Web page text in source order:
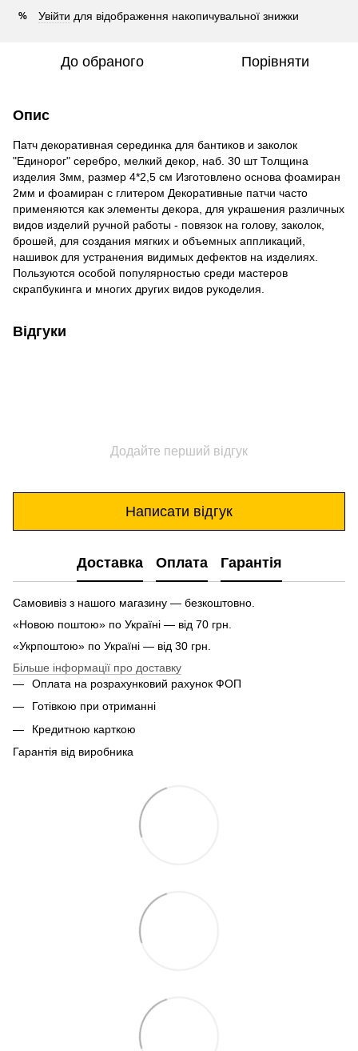
% Увійти для відображення накопичувальної знижки
До обраного Порівняти
Опис
Патч декоративная серединка для бантиков и заколок
"Единорог" серебро, мелкий декор, наб. 30 шт Толщина
изделия 3мм, размер 4*2,5 см Изготовлено основа фоамиран
2мм и фоамиран с глитером Декоративные патчи часто
применяются как элементы декора, для украшения различных
видов изделий ручной работы - повязок на голову, заколок,
брошей, для создания мягких и объемных аппликаций,
нашивок для устранения видимых дефектов на изделиях.
Пользуются особой популярностью среди мастеров
скрапбукинга и многих других видов рукоделия.
Відгуки
Додайте перший відгук
Написати відгук
Доставка Оплата Гарантія
Самовивіз з нашого магазину — безкоштовно.
«Новою поштою» по Україні — від 70 грн.
«Укрпоштою» по Україні — від 30 грн.
Більше інформації про доставку
Оплата на розрахунковий рахунок ФОП
Готівкою при отриманні
Кредитною карткою
Гарантія від виробника